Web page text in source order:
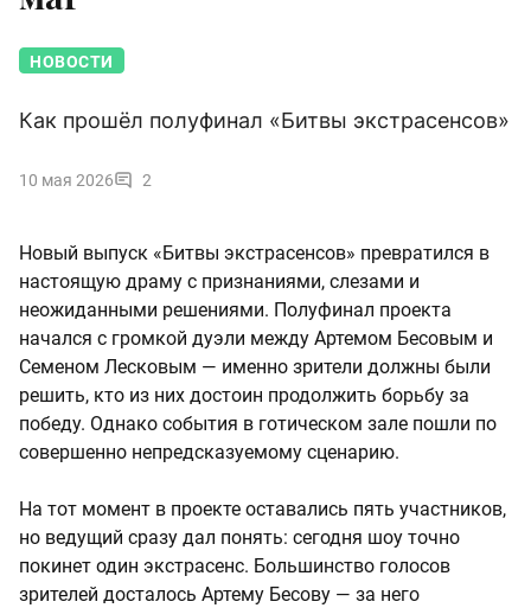
НОВОСТИ
Как прошёл полуфинал «Битвы экстрасенсов»
10 мая 2026 2
Новый выпуск «Битвы экстрасенсов» превратился в
настоящую драму с признаниями, слезами и
неожиданными решениями. Полуфинал проекта
начался с громкой дуэли между Артемом Бесовым и
Семеном Лесковым — именно зрители должны были
решить, кто из них достоин продолжить борьбу за
победу. Однако события в готическом зале пошли по
совершенно непредсказуемому сценарию.
На тот момент в проекте оставались пять участников,
но ведущий сразу дал понять: сегодня шоу точно
покинет один экстрасенс. Большинство голосов
зрителей досталось Артему Бесову — за него